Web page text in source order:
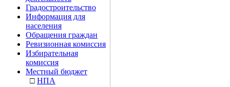
Градостроительство
Информация для
населения
Обращения граждан
Ревизионная комиссия
Избирательная
комиссия
Местный бюджет
□ НПА